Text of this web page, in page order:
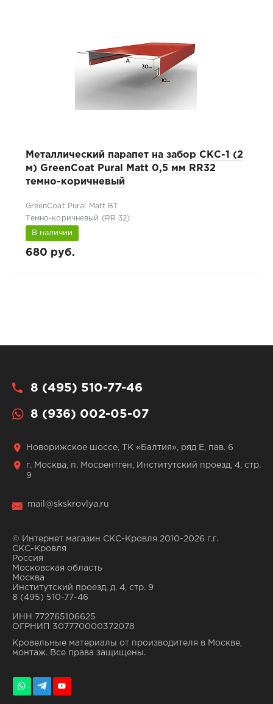
Металлический парапет на забор СКС-1 (2
м) GreenCoat Pural Matt 0,5 мм RR32
темно-коричневый
GreenCoat Pural Matt BT
Темно-коричневый (RR 32)
В наличии
680 руб.
8 (495) 510-77-46
8 (936) 002-05-07
Новорижское шоссе, ТК «Балтия», ряд Е, пав. 6
г. Москва, п. Мосрентген, Институтский проезд, 4, стр.
9
mail@skskrovlya.ru
© Интернет магазин СКС-Кровля 2010-2026 г.г.
СКС-Кровля
Россия
Московская область
Москва
Институтский проезд, д. 4, стр. 9
8 (495) 510-77-46
ИНН 772765106625
ОГРНИП 307770000372078
Кровельные материалы от производителя в Москве,
монтаж. Все права защищены.